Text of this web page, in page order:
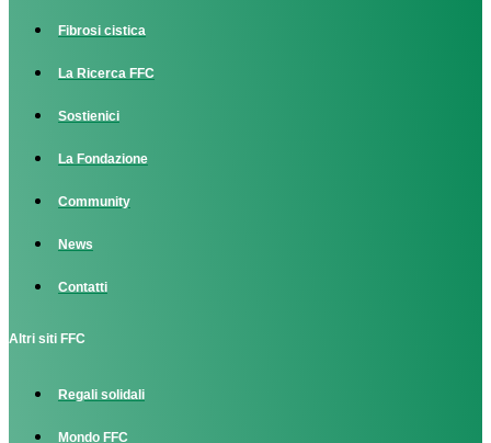
Fibrosi cistica
La Ricerca FFC
Sostienici
La Fondazione
Community
News
Contatti
Altri siti FFC
Regali solidali
Mondo FFC